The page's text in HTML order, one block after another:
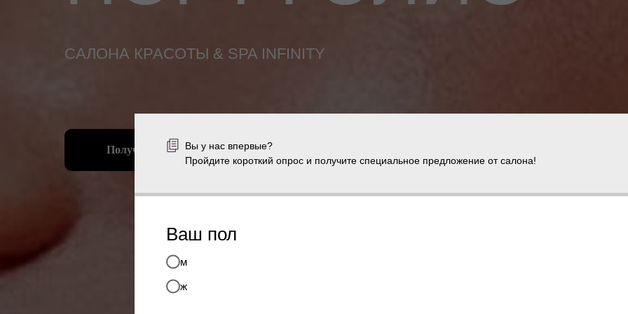
САЛОНА КРАСОТЫ & SPA INFINITY
Получить скидку 20% на первый визит
Вы у нас впервые?
Пройдите короткий опрос и получите специальное предложение от салона!
Ваш пол
м
ж